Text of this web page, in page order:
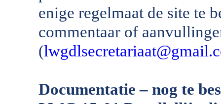
enige regelmaat de site te
commentaar of
(
Documentatie – nog te